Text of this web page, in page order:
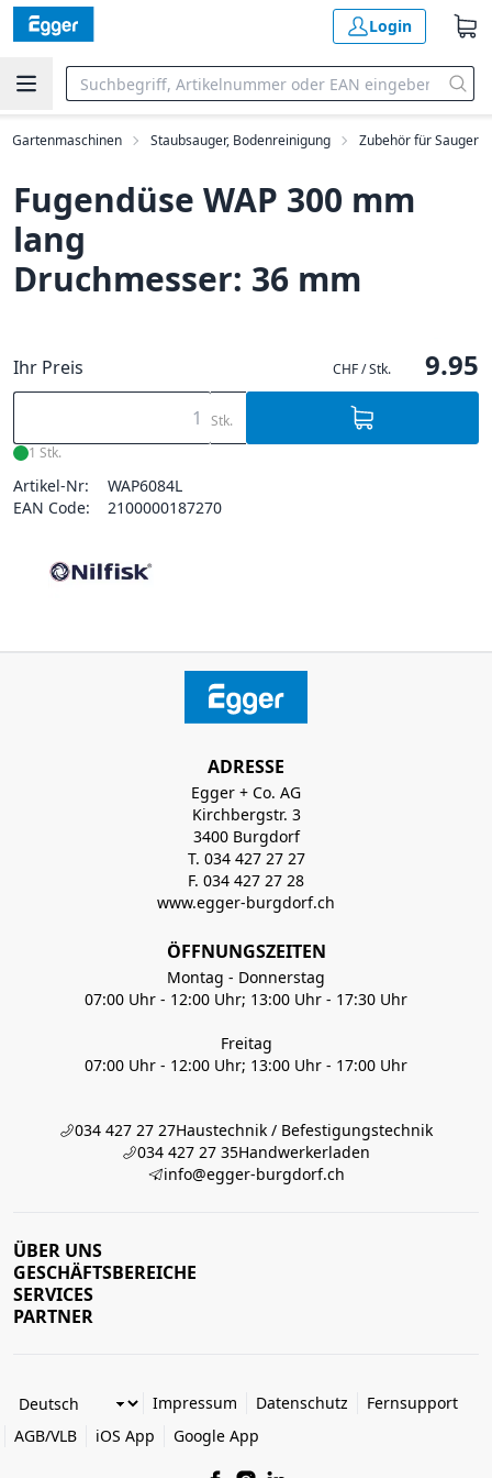
Login
Gartenmaschinen Staubsauger, Bodenreinigung Zubehör für Sauger
Fugendüse WAP 300 mm
lang
Druchmesser: 36 mm
Ihr Preis CHF / Stk. 9.95
Stk.
1 Stk.
Artikel-Nr:
WAP6084L
EAN Code:
2100000187270
ADRESSE
Egger + Co. AG
Kirchbergstr. 3
3400 Burgdorf
T. 034 427 27 27
F. 034 427 27 28
www.egger-burgdorf.ch
ÖFFNUNGSZEITEN
Montag - Donnerstag
07:00 Uhr - 12:00 Uhr; 13:00 Uhr - 17:30 Uhr
Freitag
07:00 Uhr - 12:00 Uhr; 13:00 Uhr - 17:00 Uhr
034 427 27 27Haustechnik / Befestigungstechnik
034 427 27 35Handwerkerladen
info@egger-burgdorf.ch
ÜBER UNS
GESCHÄFTSBEREICHE
SERVICES
PARTNER
Impressum Datenschutz
Fernsupport
AGB/VLB
iOS App Google App